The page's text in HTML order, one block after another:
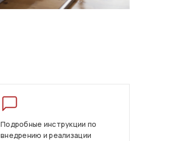
Подробные инструкции по
внедрению и реализации